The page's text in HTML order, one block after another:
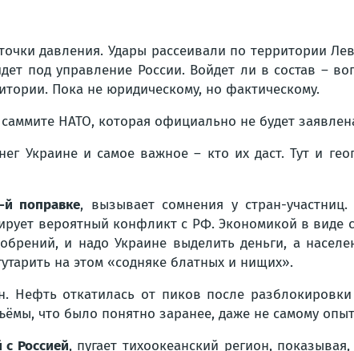
давления. Удары рассеивали по территории
под управление России. Войдет ли в состав –
Пока не юридическому, но фактическому.
НАТО, которая официально не будет
Украине и самое важное – кто их даст. Тут и
поправке, вызывает сомнения у стран-
вероятный конфликт с РФ. Экономикой в виде
и надо Украине выделить деньги, а
на этом «содняке блатных и нищих».
Нефть откатилась от пиков после
что было понятно заранее, даже не самому
Россией, пугает тихоокеанский регион,